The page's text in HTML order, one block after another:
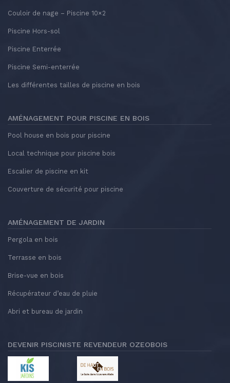
Couloir de nage – Piscine 10×2
Piscine Hors-sol
Piscine Enterrée
Piscine Semi-enterrée
Les différentes tailles de piscine en bois
AMÉNAGEMENT POUR PISCINE EN BOIS
Pool house en bois pour piscine
Local technique pour piscine bois
Escalier de piscine en kit
Couverture de sécurité pour piscine
AMÉNAGEMENT DE JARDIN
Pergola en bois
Terrasse en bois
Brise-vue en bois
Récupérateur d’eau de pluie
Abri et bureau de jardin
DEVENIR PISCINISTE REVENDEUR OZEOBOIS